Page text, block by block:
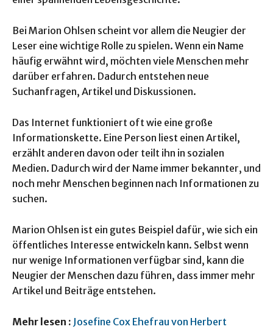
Bei Marion Ohlsen scheint vor allem die Neugier der
Leser eine wichtige Rolle zu spielen. Wenn ein Name
häufig erwähnt wird, möchten viele Menschen mehr
darüber erfahren. Dadurch entstehen neue
Suchanfragen, Artikel und Diskussionen.
Das Internet funktioniert oft wie eine große
Informationskette. Eine Person liest einen Artikel,
erzählt anderen davon oder teilt ihn in sozialen
Medien. Dadurch wird der Name immer bekannter, und
noch mehr Menschen beginnen nach Informationen zu
suchen.
Marion Ohlsen ist ein gutes Beispiel dafür, wie sich ein
öffentliches Interesse entwickeln kann. Selbst wenn
nur wenige Informationen verfügbar sind, kann die
Neugier der Menschen dazu führen, dass immer mehr
Artikel und Beiträge entstehen.
Mehr lesen : Josefine Cox Ehefrau von Herbert